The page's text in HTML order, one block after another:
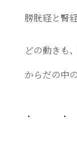
膀胱経と腎
どの動きも
からだの中
・